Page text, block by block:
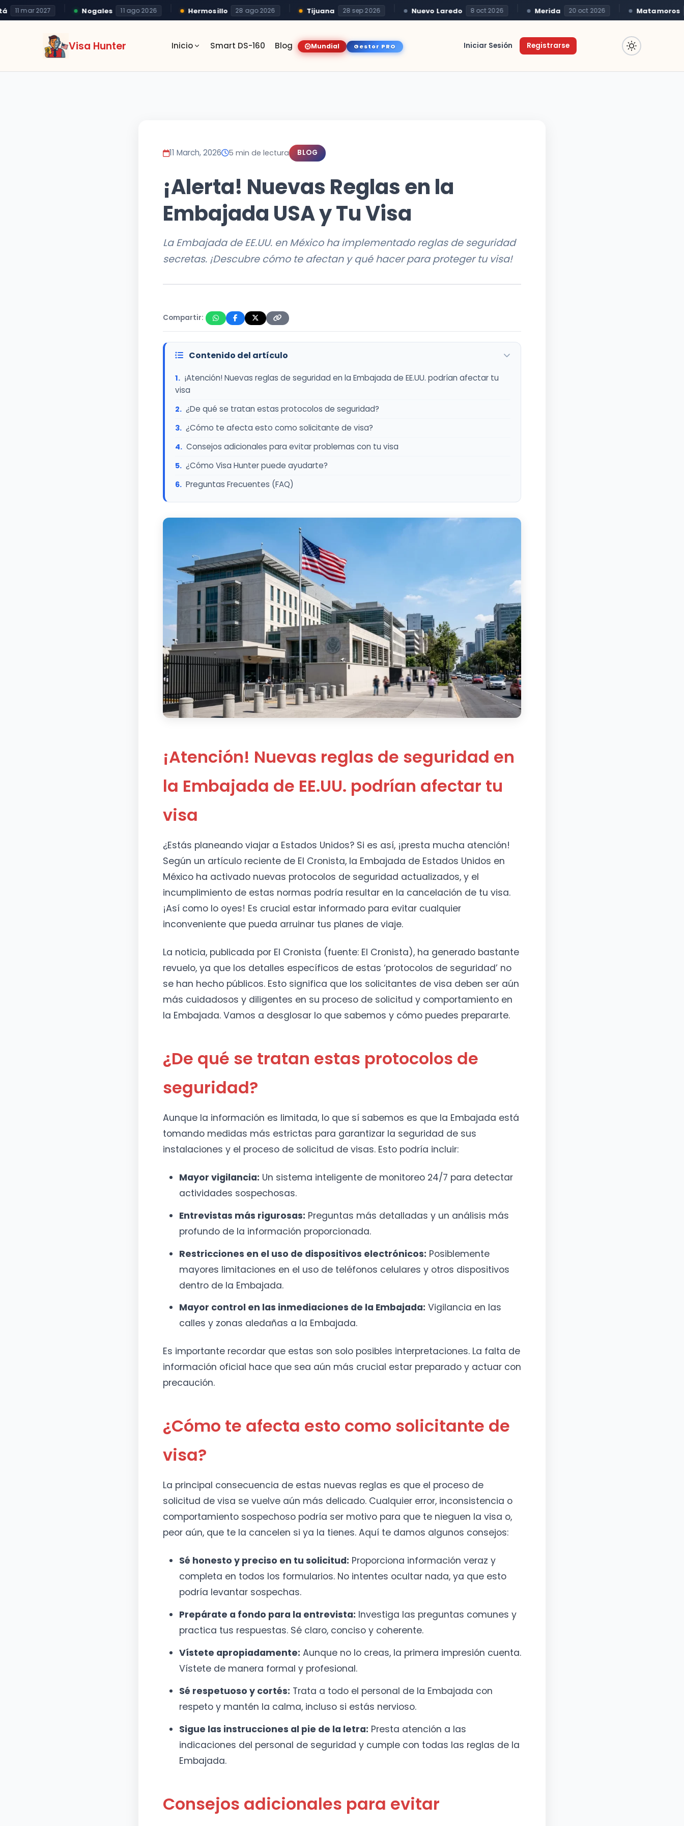
11 mar 2027 Nogales 11 ago 2026 Hermosillo 28 ago 2026 Tijuana 28 sep 2026 Nuevo Laredo 8 oct 2026 Merida 20 oct 2026 Matamoros
Visa Hunter Inicio Smart DS-160 Blog Mundial Gestor PRO Iniciar Sesión Registrarse
11 March, 2026 5 min de lectura BLOG
¡Alerta! Nuevas Reglas en la
Embajada USA y Tu Visa
La Embajada de EE.UU. en México ha implementado reglas de seguridad
secretas. ¡Descubre cómo te afectan y qué hacer para proteger tu visa!
Compartir:
Contenido del artículo
¡Atención! Nuevas reglas de seguridad en la Embajada de EE.UU. podrían afectar tu
visa
¿De qué se tratan estas protocolos de seguridad?
¿Cómo te afecta esto como solicitante de visa?
Consejos adicionales para evitar problemas con tu visa
¿Cómo Visa Hunter puede ayudarte?
Preguntas Frecuentes (FAQ)
¡Atención! Nuevas reglas de seguridad en
la Embajada de EE.UU. podrían afectar tu
visa
¿Estás planeando viajar a Estados Unidos? Si es así, ¡presta mucha atención!
Según un artículo reciente de El Cronista, la Embajada de Estados Unidos en
México ha activado nuevas protocolos de seguridad actualizados, y el
incumplimiento de estas normas podría resultar en la cancelación de tu visa.
¡Así como lo oyes! Es crucial estar informado para evitar cualquier
inconveniente que pueda arruinar tus planes de viaje.
La noticia, publicada por El Cronista (fuente: El Cronista), ha generado bastante
revuelo, ya que los detalles específicos de estas ‘protocolos de seguridad’ no
se han hecho públicos. Esto significa que los solicitantes de visa deben ser aún
más cuidadosos y diligentes en su proceso de solicitud y comportamiento en
la Embajada. Vamos a desglosar lo que sabemos y cómo puedes prepararte.
¿De qué se tratan estas protocolos de
seguridad?
Aunque la información es limitada, lo que sí sabemos es que la Embajada está
tomando medidas más estrictas para garantizar la seguridad de sus
instalaciones y el proceso de solicitud de visas. Esto podría incluir:
Mayor vigilancia: Un sistema inteligente de monitoreo 24/7 para detectar
actividades sospechosas.
Entrevistas más rigurosas: Preguntas más detalladas y un análisis más
profundo de la información proporcionada.
Restricciones en el uso de dispositivos electrónicos: Posiblemente
mayores limitaciones en el uso de teléfonos celulares y otros dispositivos
dentro de la Embajada.
Mayor control en las inmediaciones de la Embajada: Vigilancia en las
calles y zonas aledañas a la Embajada.
Es importante recordar que estas son solo posibles interpretaciones. La falta de
información oficial hace que sea aún más crucial estar preparado y actuar con
precaución.
¿Cómo te afecta esto como solicitante de
visa?
La principal consecuencia de estas nuevas reglas es que el proceso de
solicitud de visa se vuelve aún más delicado. Cualquier error, inconsistencia o
comportamiento sospechoso podría ser motivo para que te nieguen la visa o,
peor aún, que te la cancelen si ya la tienes. Aquí te damos algunos consejos:
Sé honesto y preciso en tu solicitud: Proporciona información veraz y
completa en todos los formularios. No intentes ocultar nada, ya que esto
podría levantar sospechas.
Prepárate a fondo para la entrevista: Investiga las preguntas comunes y
practica tus respuestas. Sé claro, conciso y coherente.
Vístete apropiadamente: Aunque no lo creas, la primera impresión cuenta.
Vístete de manera formal y profesional.
Sé respetuoso y cortés: Trata a todo el personal de la Embajada con
respeto y mantén la calma, incluso si estás nervioso.
Sigue las instrucciones al pie de la letra: Presta atención a las
indicaciones del personal de seguridad y cumple con todas las reglas de la
Embajada.
Consejos adicionales para evitar